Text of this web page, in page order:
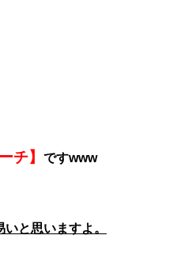
チ】 ですwww
と思いますよ。